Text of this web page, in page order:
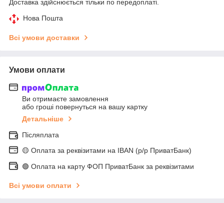
Доставка здійснюється тільки по передоплаті.
Нова Пошта
Всі умови доставки
Умови оплати
Ви отримаєте замовлення
або гроші повернуться на вашу картку
Детальніше
Післяплата
🟡 Оплата за реквізитами на IBAN (р/р ПриватБанк)
🟢 Оплата на карту ФОП ПриватБанк за реквізитами
Всі умови оплати